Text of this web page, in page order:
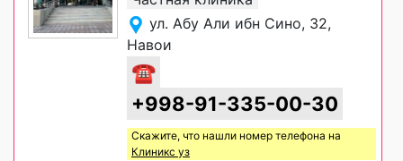
ул. Абу Али ибн Сино, 32,
Навои
☎
+998-91-335-00-30
Скажите, что нашли номер телефона на
Клиникс уз